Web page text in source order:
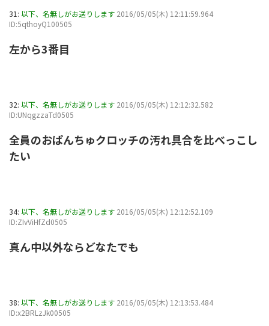
31: 以下、名無しがお送りします 2016/05/05(木) 12:11:59.964
ID:5qthoyQ100505
左から3番目
32: 以下、名無しがお送りします 2016/05/05(木) 12:12:32.582
ID:UNqgzzaTd0505
全員のおぱんちゅクロッチの汚れ具合を比べっこし
たい
34: 以下、名無しがお送りします 2016/05/05(木) 12:12:52.109
ID:ZIvViHfZd0505
真ん中以外ならどなたでも
38: 以下、名無しがお送りします 2016/05/05(木) 12:13:53.484
ID:x2BRLzJk00505